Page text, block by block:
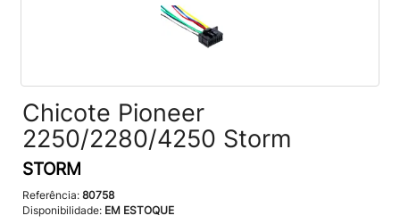
Chicote Pioneer
2250/2280/4250 Storm
STORM
Referência: 80758
Disponibilidade: EM ESTOQUE